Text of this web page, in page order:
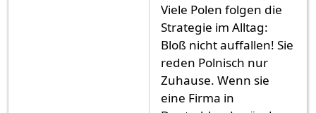
Viele Polen folgen die
Strategie im Alltag:
Bloß nicht auffallen! Sie
reden Polnisch nur
Zuhause. Wenn sie
eine Firma in